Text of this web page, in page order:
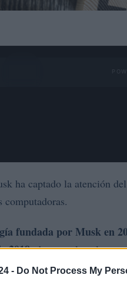
- Do Not Process My
ha captado la atención
computadoras.
fundada por Musk en
2019, durante el cual
computadora